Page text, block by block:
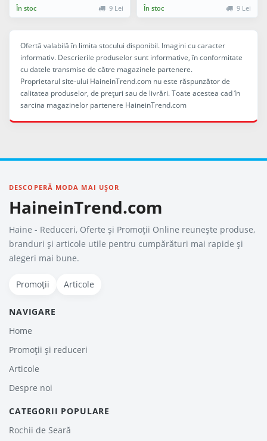
În stoc 9 Lei În stoc 9 Lei
Ofertă valabilă în limita stocului disponibil. Imagini cu caracter
informativ. Descrierile produselor sunt informative, în conformitate
cu datele transmise de către magazinele partenere.
Proprietarul site-ului HaineinTrend.com nu este răspunzător de
calitatea produselor, de preţuri sau de livrări. Toate acestea cad în
sarcina magazinelor partenere HaineinTrend.com
DESCOPERĂ MODA MAI UȘOR
HaineinTrend.com
Haine - Reduceri, Oferte şi Promoţii Online reunește produse,
branduri și articole utile pentru cumpărături mai rapide și
alegeri mai bune.
Promoții Articole
NAVIGARE
Home
Promoții și reduceri
Articole
Despre noi
CATEGORII POPULARE
Rochii de Seară